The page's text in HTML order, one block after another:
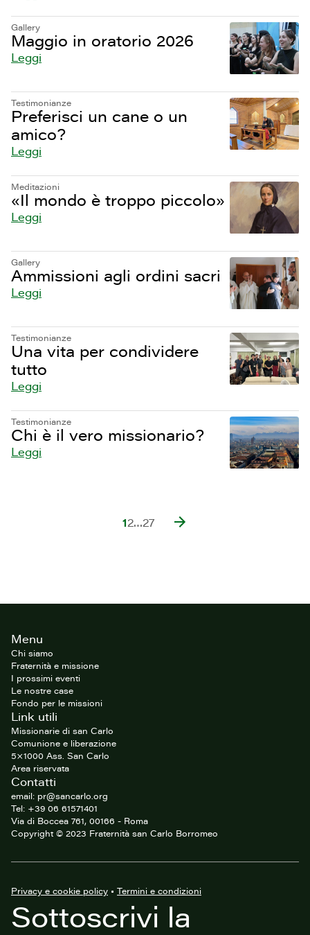
Gallery
Maggio in oratorio 2026
Leggi
Testimonianze
Preferisci un cane o un
amico?
Leggi
Meditazioni
«Il mondo è troppo piccolo»
Leggi
Gallery
Ammissioni agli ordini sacri
Leggi
Testimonianze
Una vita per condividere
tutto
Leggi
Testimonianze
Chi è il vero missionario?
Leggi
12…27
FooterMenu
Chi siamo
Fraternità e missione
I prossimi eventi
Le nostre case
Fondo per le missioni
Link utili
Missionarie di san Carlo
Comunione e liberazione
5×1000 Ass. San Carlo
Area riservata
Contatti
email: pr@sancarlo.org
Tel: +39 06 61571401
Via di Boccea 761, 00166 - Roma
Copyright © 2023 Fraternità san Carlo Borromeo
Privacy e cookie policy • Termini e condizioni
Sottoscrivi la